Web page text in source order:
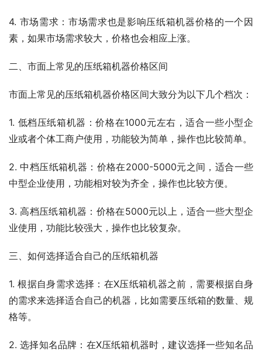
4. 市场需求：市场需求也是影响压纸箱机器价格的一个因
素，如果市场需求较大，价格也会相应上涨。
二、市面上常见的压纸箱机器价格区间
市面上常见的压纸箱机器价格区间大致分为以下几个档次：
1. 低档压纸箱机器：价格在1000元左右，适合一些小型企
业或者个体工商户使用，功能较为简单，操作也比较简单。
2. 中档压纸箱机器：价格在2000-5000元之间，适合一些
中型企业使用，功能相对较为齐全，操作也比较方便。
3. 高档压纸箱机器：价格在5000元以上，适合一些大型企
业使用，功能比较强大，操作也比较复杂。
三、如何选择适合自己的压纸箱机器
1. 根据自身需求选择：在X压纸箱机器之前，需要根据自身
的需求来选择适合自己的机器，比如需要压纸箱的数量、规
格等。
2. 选择知名品牌：在X压纸箱机器时，建议选择一些知名品